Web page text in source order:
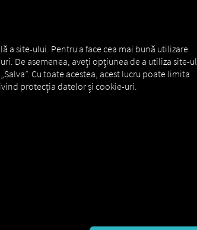
a site-ului. Pentru a face cea mai bună utilizare
De asemenea, aveți opțiunea de a utiliza site-ul
Cu toate acestea, acest lucru poate limita
protecția datelor și cookie-uri.